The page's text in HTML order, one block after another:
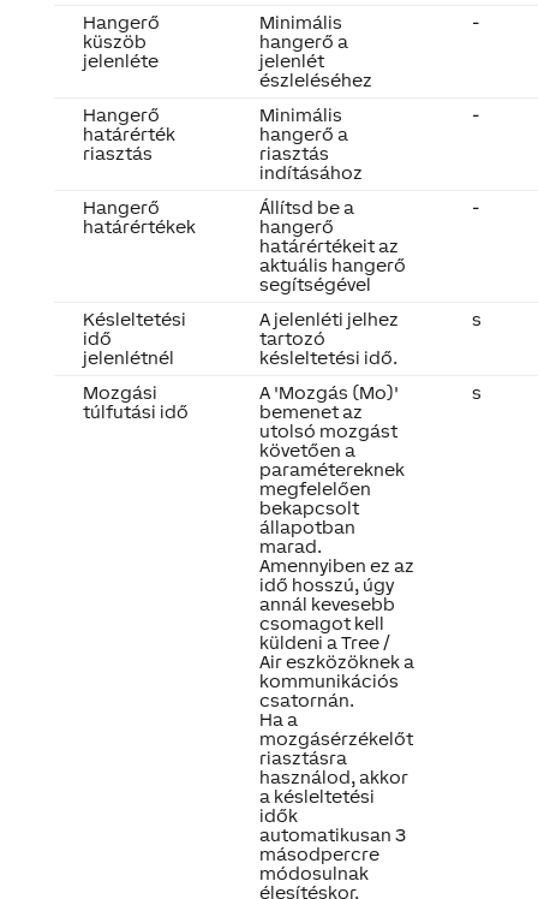
Hangerő
küszöb
jelenléte
Minimális
hangerő a
jelenlét
észleléséhez
-
Hangerő
határérték
riasztás
Minimális
hangerő a
riasztás
indításához
-
Hangerő
határértékek
Állítsd be a
hangerő
határértékeit az
aktuális hangerő
segítségével
-
Késleltetési
idő
jelenlétnél
A jelenléti jelhez
tartozó
késleltetési idő.
s
Mozgási
túlfutási idő
A 'Mozgás (Mo)'
bemenet az
utolsó mozgást
követően a
paramétereknek
megfelelően
bekapcsolt
állapotban
marad.
Amennyiben ez az
idő hosszú, úgy
annál kevesebb
csomagot kell
küldeni a Tree /
Air eszközöknek a
kommunikációs
csatornán.
Ha a
mozgásérzékelőt
riasztásra
használod, akkor
a késleltetési
idők
automatikusan 3
másodpercre
módosulnak
élesítéskor.
s